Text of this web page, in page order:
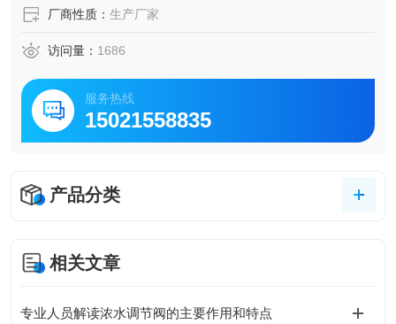
厂商性质： 生产厂家
访问量： 1686
服务热线
15021558835
产品分类
相关文章
专业人员解读浓水调节阀的主要作用和特点